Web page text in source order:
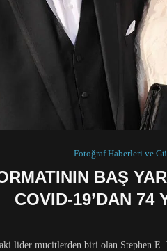
Fotoğraf Haberleri ve
BAŞ
COVID-19’DAN 74
lider mucitlerden biri olan Stephen